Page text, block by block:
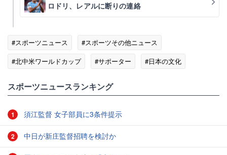
ロドリ、レアルに断りの連絡
#スポーツニュース
#スポーツその他ニュース
#北中米ワールドカップ
#サポーター
#日本の文化
スポーツニュースランキング
1 須江監督 女子部員に3条件提示
2 中日が新庄監督招聘を検討か